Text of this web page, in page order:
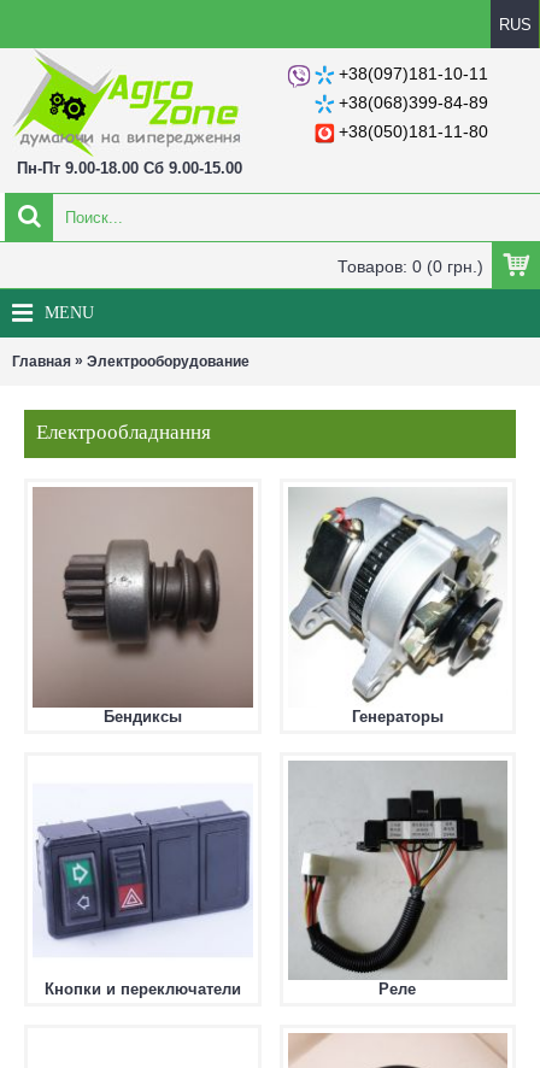
RUS
+38(097)181-10-11
+38(068)399-84-89
+38(050)181-11-80
Пн-Пт 9.00-18.00 Сб 9.00-15.00
Товаров: 0 (0 грн.)
MENU
Главная » Электрооборудование
Електрообладнання
Бендиксы Генераторы
Кнопки и переключатели Реле